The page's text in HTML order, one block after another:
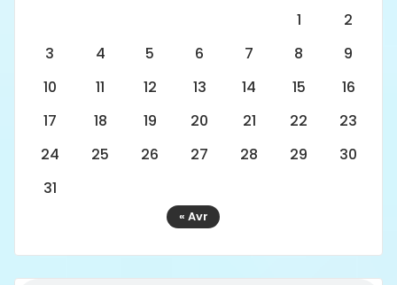
1
2
3
4 5 6 7 8
9
10
11 12 13 14 15
16
17
18 19 20 21 22
23
24
25 26 27 28 29
30
31
« Avr